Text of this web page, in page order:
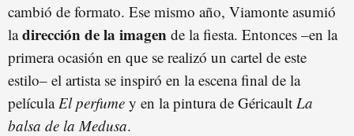
cambió de formato. Ese mismo año, Viamonte asumió
ladirección de la imagen de la fiesta. Entonces –en la
primera ocasión en que se realizó un cartel de este
estilo– el artista se inspiró en la escena final de la
película El perfume y en la pintura de Géricault La
balsa de la Medusa.